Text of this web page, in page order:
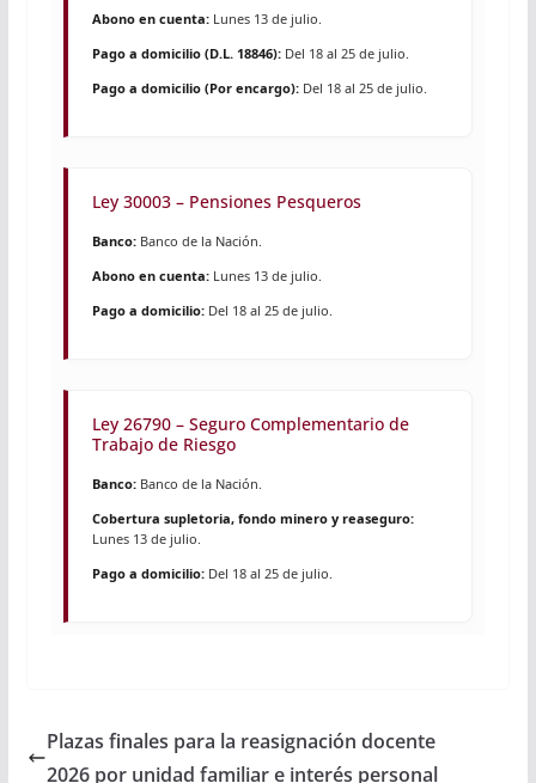
Abono en cuenta:Lunes 13 de julio.
Pago a domicilio (D.L. 18846):Del 18 al 25 de julio.
Pago a domicilio (Por encargo):Del 18 al 25 de julio.
Ley 30003 – Pensiones Pesqueros
Banco:Banco de la Nación.
Abono en cuenta:Lunes 13 de julio.
Pago a domicilio:Del 18 al 25 de julio.
Ley 26790 – Seguro Complementario de
Trabajo de Riesgo
Banco:Banco de la Nación.
Cobertura supletoria, fondo minero y reaseguro:
Lunes 13 de julio.
Pago a domicilio:Del 18 al 25 de julio.
Plazas finales para la reasignación docente
2026 por unidad familiar e interés personal